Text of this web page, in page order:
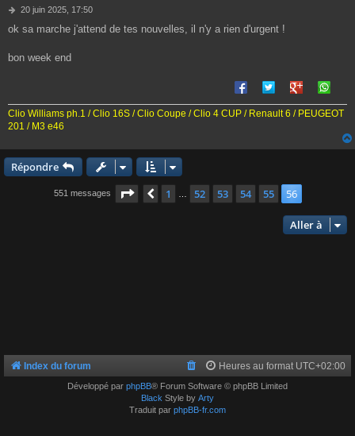
M
s
a
20 juin 2025, 17:50
ok sa marche j'attend de tes nouvelles, il n'y a rien d'urgent !
bon week end
Clio Williams ph.1 / Clio 16S / Clio Coupe / Clio 4 CUP / Renault 6 / PEUGEOT
201 / M3 e46
Répondre
551 messages Page 56 sur 56
Précédente
1 52 53 54 55 56
Aller à
Index du forum Heures au format UTC+02:00
Développé par phpBB® Forum Software © phpBB Limited
Black Style by Arty
Traduit par phpBB-fr.com